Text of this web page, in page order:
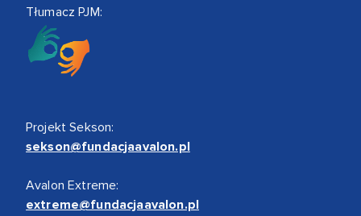
Tłumacz PJM:
Projekt Sekson:
sekson@fundacjaavalon.pl
Avalon Extreme:
extreme@fundacjaavalon.pl